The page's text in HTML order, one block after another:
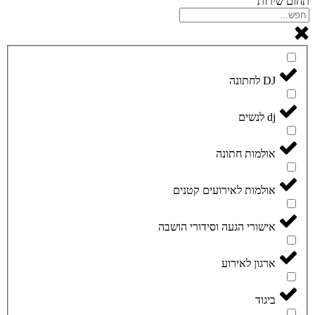
DJ לחתונה
dj לנשים
אולמות חתונה
אולמות לאירועים קטנים
אישורי הגעה וסידורי הושבה
ארגון לאירוע
ביגוד